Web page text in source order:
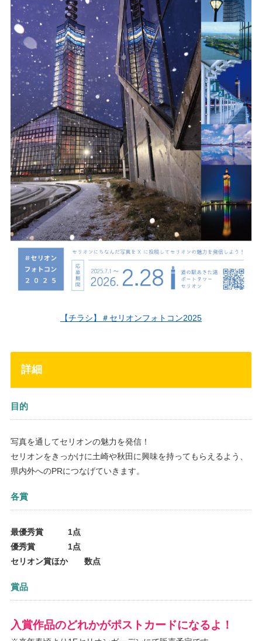
【チラシ】＃セリオンフォトコン2025
詳細
目的
写真を通してセリオンの魅力を発信！
セリオンをきっかけに土崎や秋田に興味を持ってもらえるよう、
県内外へのPRにつなげていきます。
各賞
最優秀賞 1点
優秀賞 1点
セリオン賞ほか 数点
賞品
入賞作品のどれかがポストカードになるよ！